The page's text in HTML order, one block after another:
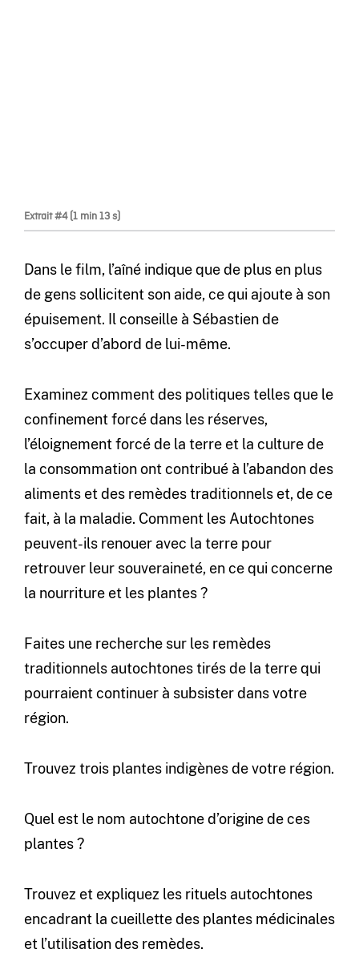
Extrait #4 (1 min 13 s)
Dans le film, l’aîné indique que de plus en plus
de gens sollicitent son aide, ce qui ajoute à son
épuisement. Il conseille à Sébastien de
s’occuper d’abord de lui-même.
Examinez comment des politiques telles que le
confinement forcé dans les réserves,
l’éloignement forcé de la terre et la culture de
la consommation ont contribué à l’abandon des
aliments et des remèdes traditionnels et, de ce
fait, à la maladie. Comment les Autochtones
peuvent-ils renouer avec la terre pour
retrouver leur souveraineté, en ce qui concerne
la nourriture et les plantes ?
Faites une recherche sur les remèdes
traditionnels autochtones tirés de la terre qui
pourraient continuer à subsister dans votre
région.
Trouvez trois plantes indigènes de votre région.
Quel est le nom autochtone d’origine de ces
plantes ?
Trouvez et expliquez les rituels autochtones
encadrant la cueillette des plantes médicinales
et l’utilisation des remèdes.